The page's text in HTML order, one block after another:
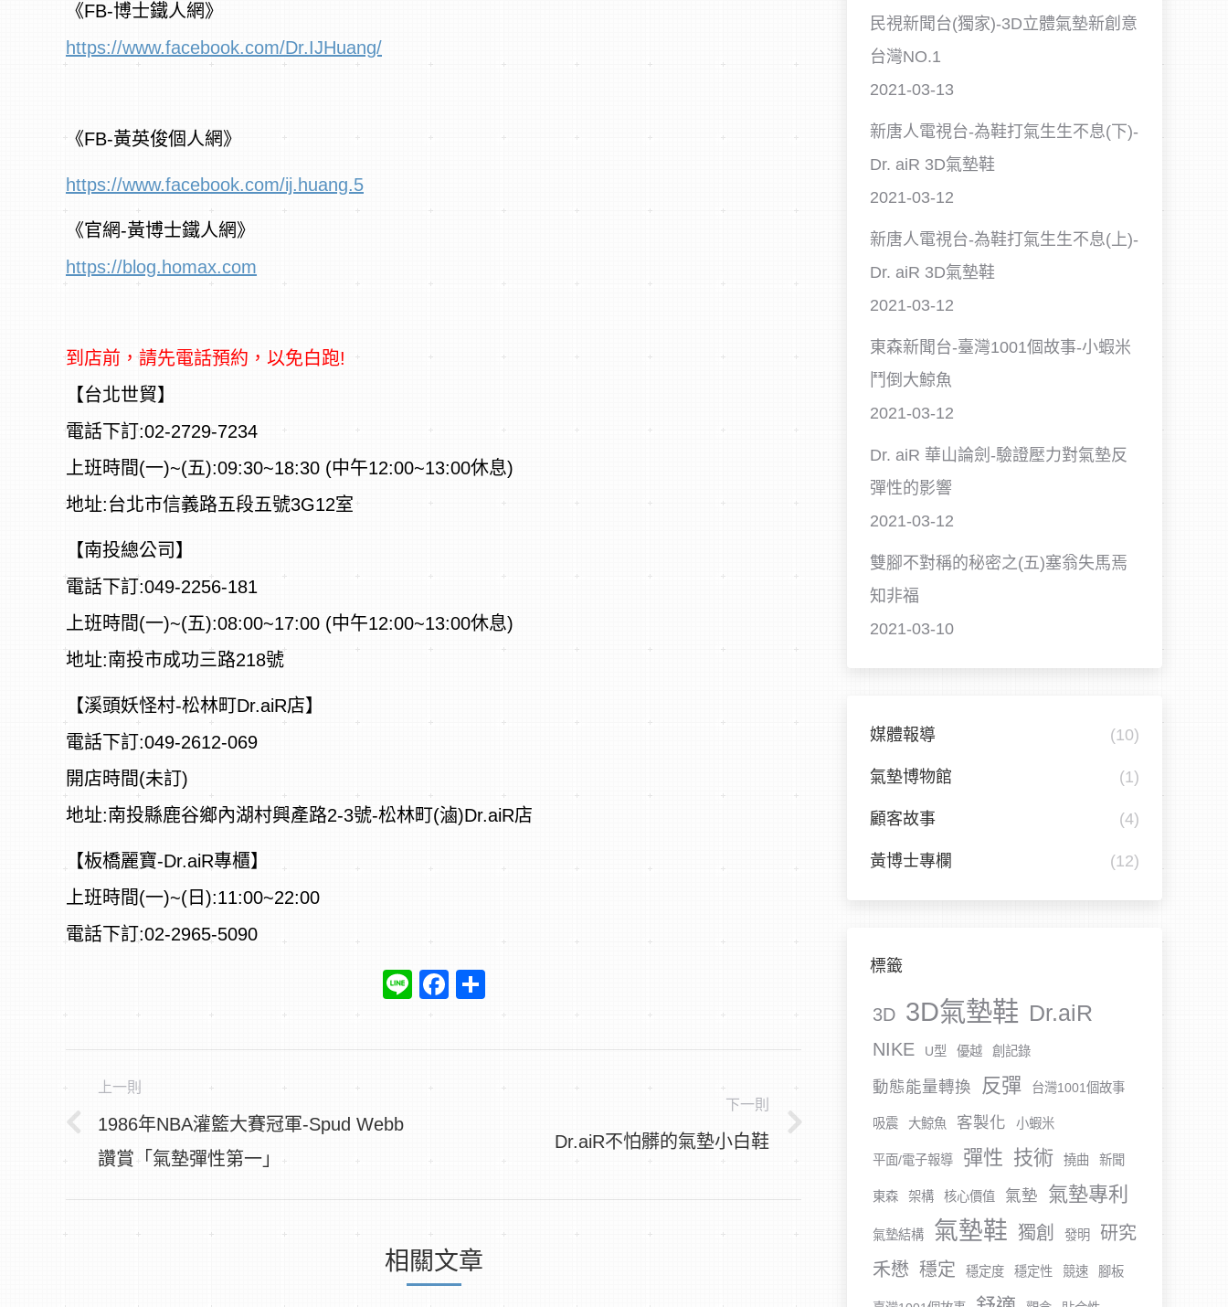
《FB-博士鐵人網》
https://www.facebook.com/Dr.IJHuang/
《FB-黃英俊個人網》
https://www.facebook.com/ij.huang.5
《官網-黃博士鐵人網》
https://blog.homax.com
到店前，請先電話預約，以免白跑!
【台北世貿】
電話下訂:02-2729-7234
上班時間(一)~(五):09:30~18:30 (中午12:00~13:00休息)
地址:台北市信義路五段五號3G12室
【南投總公司】
電話下訂:049-2256-181
上班時間(一)~(五):08:00~17:00 (中午12:00~13:00休息)
地址:南投市成功三路218號
【溪頭妖怪村-松林町Dr.aiR店】
電話下訂:049-2612-069
開店時間(未訂)
地址:南投縣鹿谷鄉內湖村興產路2-3號-松林町(滷)Dr.aiR店
【板橋麗寶-Dr.aiR專櫃】
上班時間(一)~(日):11:00~22:00
電話下訂:02-2965-5090
LineFacebook
章
導
上一則
1986年NBA灌籃大賽冠軍-Spud Webb
讚賞「氣墊彈性第一」
下一則
文
章：
Dr.aiR不怕髒的氣墊小白鞋
相關文章
民視新聞台(獨家)-3D立體氣墊新創意
台灣NO.1
2021-03-13
新唐人電視台-為鞋打氣生生不息(下)-
Dr. aiR 3D氣墊鞋
2021-03-12
新唐人電視台-為鞋打氣生生不息(上)-
Dr. aiR 3D氣墊鞋
2021-03-12
東森新聞台-臺灣1001個故事-小蝦米
鬥倒大鯨魚
2021-03-12
Dr. aiR 華山論劍-驗證壓力對氣墊反
彈性的影響
2021-03-12
雙腳不對稱的秘密之(五)塞翁失馬焉
知非福
2021-03-10
媒體報導 (10)
氣墊博物館 (1)
顧客故事 (4)
黃博士專欄 (12)
標籤
3D 3D氣墊鞋 Dr.aiR
NIKE U型 優越 創記錄
動態能量轉換 反彈 台灣1001個故事
吸震 大鯨魚 客製化 小蝦米
平面/電子報導 彈性 技術 撓曲 新聞
東森 架構 核心價值 氣墊 氣墊專利
氣墊結構 氣墊鞋 獨創 發明
研究
禾懋 穩定 穩定度 穩定性 競速 腳板